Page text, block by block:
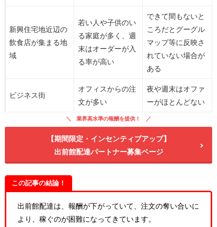
新興住宅地近辺の
飲食店が集まる地
域
若い人や子供のい
る家庭が多く、週
末はオーダーが入
る率が高い
できて間もないと
ころだとグーグル
マップ等に反映さ
れていない場合が
ある
ビジネス街
オフィスからの注
文が多い
夜や週末はオファ
ーがほとんどない
業界高水準の報酬を提供！
【期間限定・インセンティブアップ】
出前館配達パートナー募集ページ
この記事の結論！
出前館配達は、報酬が下がっていて、注文の奪い合いに
より、稼ぐのが困難になってきています。